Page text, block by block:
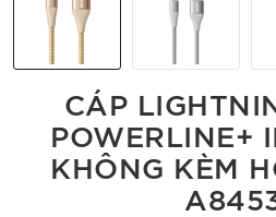
CÁP
POWERLINE+
KHÔNG KÈM